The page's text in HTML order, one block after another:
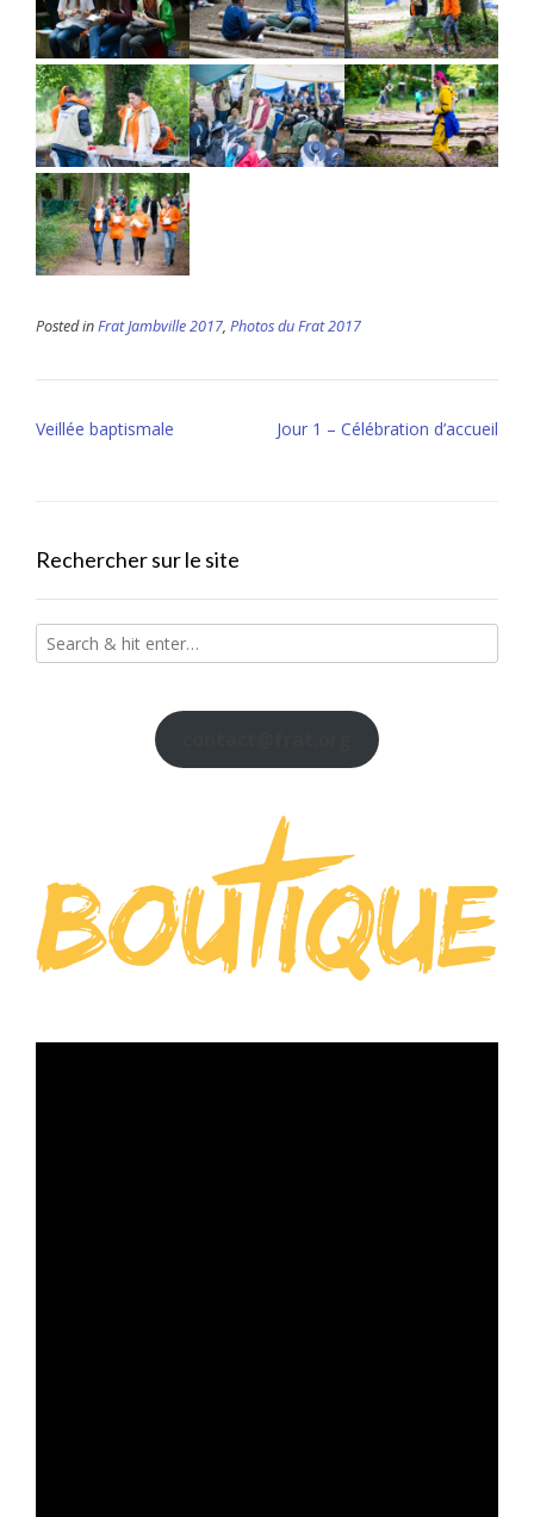
Posted inFrat Jambville 2017, Photos du Frat 2017
Post
Veillée baptismale Jour 1 – Célébration d’accueil
Rechercher sur le site